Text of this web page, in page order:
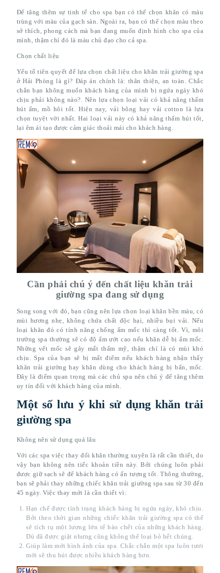
Để tăng thêm sự tinh tế cho spa bạn có thể chọn khăn có màu
trùng với màu của gạch sàn. Ngoài ra, bạn có thể chọn màu theo
sở thích, phong cách mà bạn đang muốn định hình cho spa của
mình, thậm chí đó là màu chủ đạo cho cả spa.
Chọn chất liệu
Yếu tố tiên quyết để lựa chọn chất liệu cho khăn trải giường spa
ở Hải Phòng là gì? Đáp án chính là: thân thiện, an toàn. Chắc
chắn bạn không muốn khách hàng của mình bị ngứa ngáy khó
chịu phải không nào?. Nên lựa chọn loại vải có khả năng thấm
hút ẩm, mồ hôi tốt. Hiện nay, vải bông hay vải cotton là lựa
chọn tuyệt vời nhất. Hai loại vải này có khả năng thấm hút tốt,
lại êm ái tạo được cảm giác thoải mái cho khách hàng.
Cần phải chú ý đến chất liệu khăn trải
giường spa đang sử dụng
Song song với đó, bạn cũng nên lựa chọn loại khăn bền màu, có
mùi hương nhẹ, không chứa chất độc hại, nhiều bụi vải. Nếu
loại khăn đó có tính năng chống ẩm mốc thì càng tốt. Vì, môi
trường spa thường sẽ có độ ẩm ướt cao nếu khăn dễ bị ẩm mốc.
Những vết mốc sẽ gây mất thẩm mỹ, thậm chí là có mùi khó
chịu. Spa của bạn sẽ bị mất điểm nếu khách hàng nhận thấy
khăn trải giường hay khăn dùng cho khách hàng bị bẩn, mốc.
Đây là điểm quan trọng mà các chủ spa nên chú ý để tăng thêm
uy tín đối với khách hàng của mình.
Một số lưu ý khi sử dụng khăn trải
giường spa
Không nên sử dụng quá lâu
Với các spa việc thay đổi khăn thường xuyên là rất cần thiết, do
vậy bạn không nên tiếc khoản tiền này. Bởi chúng luôn phải
được giữ sạch sẽ để khách hàng có ấn tượng tốt. Thông thường,
bạn sẽ phải thay những chiếc khăn trải giường spa sau từ 30 đến
45 ngày. Việc thay mới là cần thiết vì:
Hạn chế được tình trạng khách hàng bị ngứa ngáy, khó chịu.
Bởi theo thời gian những chiếc khăn trải giường spa có thể
sẽ tích tụ một lượng lớn tế bào chết của những khách hàng.
Dù đã được giặt nhưng cũng không thể loại bỏ hết chúng.
Giúp làm mới hình ảnh của spa. Chắc chắn một spa luôn tươi
mới sẽ thu hút được nhiều khách hàng hơn.